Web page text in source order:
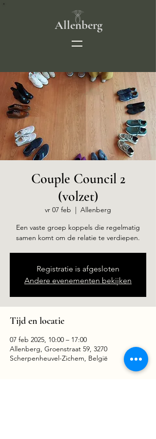
Allenberg
Couple Council 2
(volzet)
vr 07 feb
  |
Allenberg
Een vaste groep koppels die regelmatig
samen komt om de relatie te verdiepen.
Registratie is afgesloten
Andere evenementen bekijken
Tijd en locatie
07 feb 2025, 10:00 – 17:00
Allenberg, Groenstraat 59, 3270
Scherpenheuvel-Zichem, België